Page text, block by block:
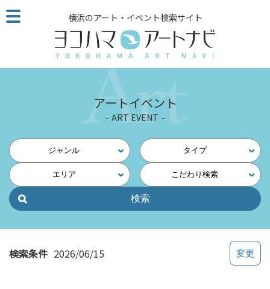
こ
の
ジ
読
他
ペ
の
横浜のアート・イベント検索サイト
アートイベント
ART EVENT
ジャンル タイプ
エリア こだわり検索
検索条件 2026/06/15